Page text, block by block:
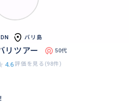
バリ島
リツアー 50代
4.6評価を見る(98件)